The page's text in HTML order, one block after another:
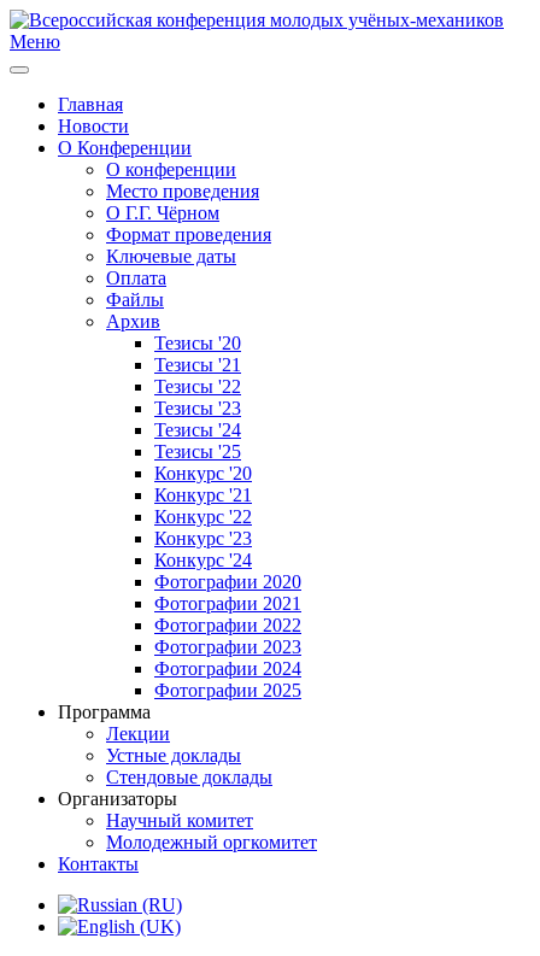
Меню
Главная
Новости
О Конференции
О конференции
Место проведения
О Г.Г. Чёрном
Формат проведения
Ключевые даты
Оплата
Файлы
Архив
Тезисы '20
Тезисы '21
Тезисы '22
Тезисы '23
Тезисы '24
Тезисы '25
Конкурс '20
Конкурс '21
Конкурс '22
Конкурс '23
Конкурс '24
Фотографии 2020
Фотографии 2021
Фотографии 2022
Фотографии 2023
Фотографии 2024
Фотографии 2025
Программа
Лекции
Устные доклады
Стендовые доклады
Организаторы
Научный комитет
Молодежный оргкомитет
Контакты